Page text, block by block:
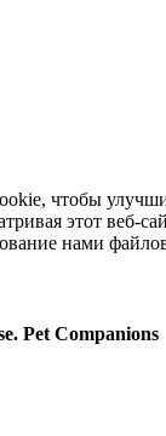
чтобы
этот веб-
нами
Pet Companions